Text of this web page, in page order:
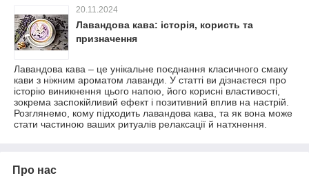
20.11.2024
Лавандова кава: історія, користь та
призначення
Лавандова кава – це унікальне поєднання класичного смаку
кави з ніжним ароматом лаванди. У статті ви дізнаєтеся про
історію виникнення цього напою, його корисні властивості,
зокрема заспокійливий ефект і позитивний вплив на настрій.
Розглянемо, кому підходить лавандова кава, та як вона може
стати частиною ваших ритуалів релаксації й натхнення.
Про нас